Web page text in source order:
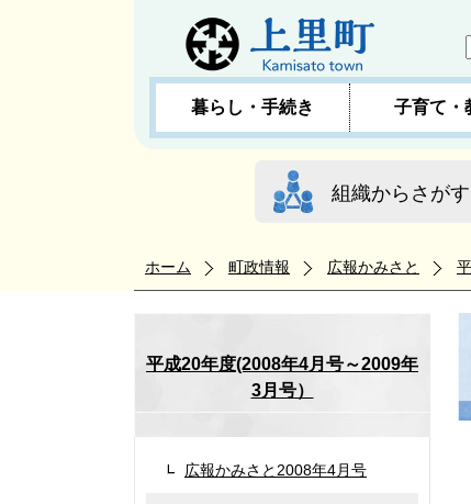
暮らし・手続き 子育て・
組織からさがす
ホーム 町政情報 広報かみさと
平成20年度(2008年4月号～2009年
3月号）
広報かみさと2008年4月号